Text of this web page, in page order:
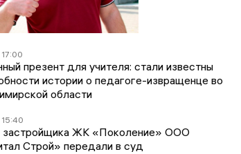
17:00
презент для учителя: стали известны
истории о педагоге-извращенце во
области
15:40
ЖК «Поколение» ООО
Строй» передали в суд